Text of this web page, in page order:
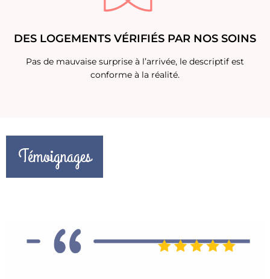
DES LOGEMENTS VÉRIFIÉS PAR NOS SOINS
Pas de mauvaise surprise à l’arrivée, le descriptif est
conforme à la réalité.
Témoignages